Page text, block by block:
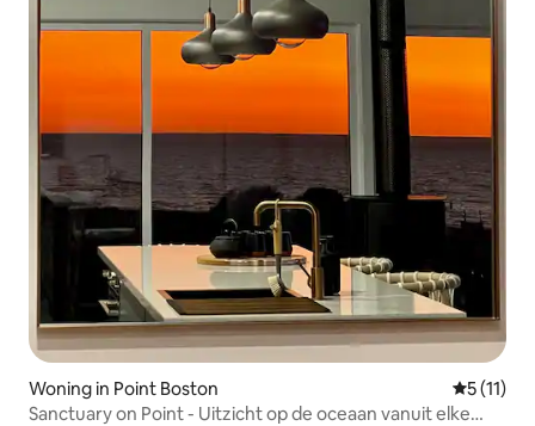
Woning in Point Boston
5 (11)
Sanctuary on Point - Uitzicht op de oceaan vanuit elke